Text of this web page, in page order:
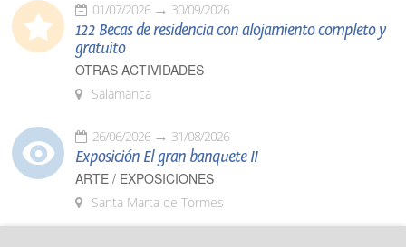
01/07/2026 30/09/2026
122 Becas de residencia con alojamiento completo y
gratuito
OTRAS ACTIVIDADES
Salamanca
26/06/2026 31/08/2026
Exposición El gran banquete II
ARTE / EXPOSICIONES
Santa Marta de Tormes